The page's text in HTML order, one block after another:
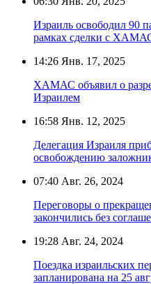
Израиль освободил 90
рамках сделки с
14:26 Янв. 17, 2025
ХАМАС объявил о
Израилем
16:58 Янв. 12, 2025
Делегация Израиля
освобождению
07:40 Авг. 26, 2024
Переговоры о
закончились без
19:28 Авг. 24, 2024
Поездка израильских
запланирована на 25